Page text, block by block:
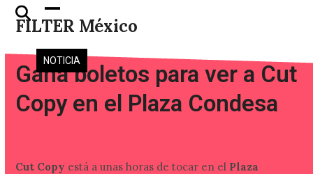
Skip
FILTER México
Open
mobile
menu
Close
mobile
menu
NOTICIA
Gana boletos para ver a Cut
Copy en el Plaza Condesa
Cut Copy está a unas horas de tocar en el Plaza